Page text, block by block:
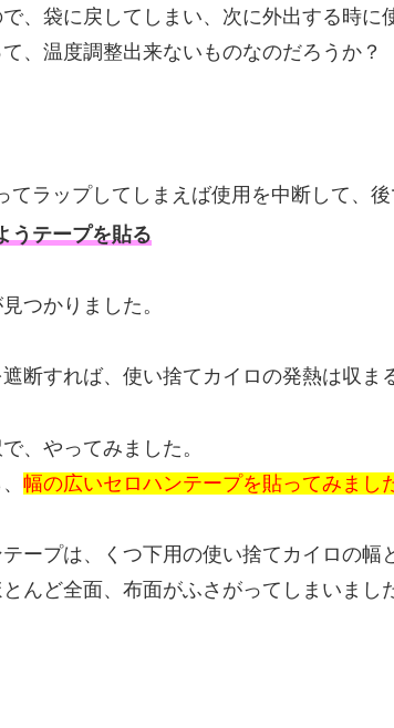
、袋に戻してしまい、次に外出する時に
、温度調整出来ないものなのだろうか？
てラップしてしまえば使用を中断して、
うテープを貼る
つかりました。
断すれば、使い捨てカイロの発熱は収ま
、やってみました。
幅の広いセロハンテープを貼ってみまし
ープは、くつ下用の使い捨てカイロの幅
んど全面、布面がふさがってしまいまし